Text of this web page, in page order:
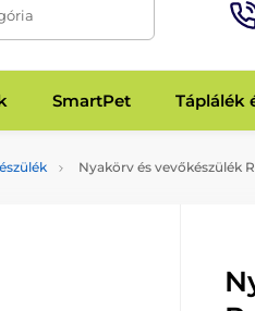
SmartPet Táplálék
Nyakörv és vevőkészülék